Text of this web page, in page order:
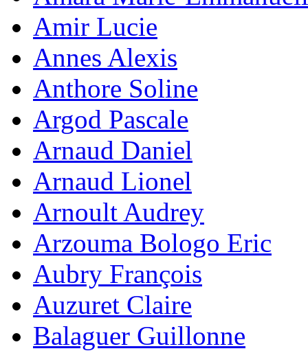
Amir Lucie
Annes Alexis
Anthore Soline
Argod Pascale
Arnaud Daniel
Arnaud Lionel
Arnoult Audrey
Arzouma Bologo Eric
Aubry François
Auzuret Claire
Balaguer Guillonne